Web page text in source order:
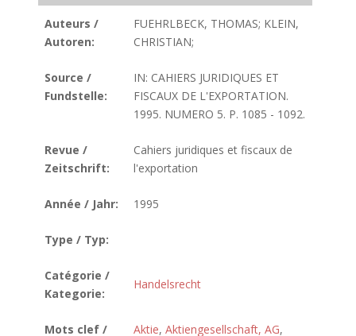
Auteurs /
Autoren:
FUEHRLBECK, THOMAS; KLEIN,
CHRISTIAN;
Source /
Fundstelle:
IN: CAHIERS JURIDIQUES ET
FISCAUX DE L'EXPORTATION.
1995. NUMERO 5. P. 1085 - 1092.
Revue /
Zeitschrift:
Cahiers juridiques et fiscaux de
l'exportation
Année / Jahr: 1995
Type / Typ:
Catégorie /
Kategorie:
Handelsrecht
Mots clef /
Aktie, Aktiengesellschaft, AG,